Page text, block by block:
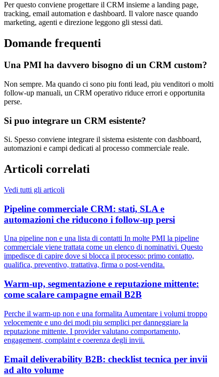
Per questo conviene progettare il CRM insieme a landing page,
tracking, email automation e dashboard. Il valore nasce quando
marketing, agenti e direzione leggono gli stessi dati.
Domande frequenti
Una PMI ha davvero bisogno di un CRM custom?
Non sempre. Ma quando ci sono piu fonti lead, piu venditori o molti
follow-up manuali, un CRM operativo riduce errori e opportunita
perse.
Si puo integrare un CRM esistente?
Si. Spesso conviene integrare il sistema esistente con dashboard,
automazioni e campi dedicati al processo commerciale reale.
Articoli correlati
Vedi tutti gli articoli
Pipeline commerciale CRM: stati, SLA e
automazioni che riducono i follow-up persi
Una pipeline non e una lista di contatti In molte PMI la pipeline
commerciale viene trattata come un elenco di nominativi. Questo
impedisce di capire dove si blocca il processo: primo contatto,
qualifica, preventivo, trattativa, firma o post-vendita.
Warm-up, segmentazione e reputazione mittente:
come scalare campagne email B2B
Perche il warm-up non e una formalita Aumentare i volumi troppo
velocemente e uno dei modi piu semplici per danneggiare la
reputazione mittente. I provider valutano comportamento,
engagement, complaint e coerenza degli invii.
Email deliverability B2B: checklist tecnica per invii
ad alto volume